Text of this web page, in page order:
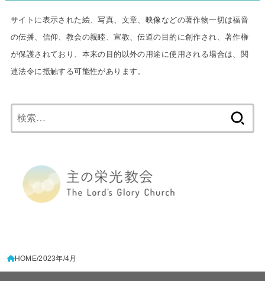
サイトに表示された絵、写真、文章、映像などの著作物一切は福音
の伝播、信仰、教会の親睦、宣教、伝道の目的に創作され、著作権
が保護されており、本来の目的以外の用途に使用される場合は、関
連法令に抵触する可能性があります。
索:
HOME 2023年 4月